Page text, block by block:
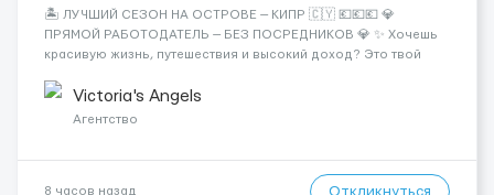
🏝️ ЛУЧШИЙ СЕЗОН НА ОСТРОВЕ — КИПР 🇨🇾 💶💶💶 💎
ПРЯМОЙ РАБОТОДАТЕЛЬ — БЕЗ ПОСРЕДНИКОВ 💎 ✨ Хочешь
красивую жизнь, путешествия и высокий доход? Это твой
Опытная команда с годами практики — Стабильный поток
клиентов (без ...
Victoria's Angels
Агентство
8 часов назад Откликнуться